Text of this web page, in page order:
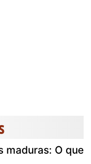
maduras: O que